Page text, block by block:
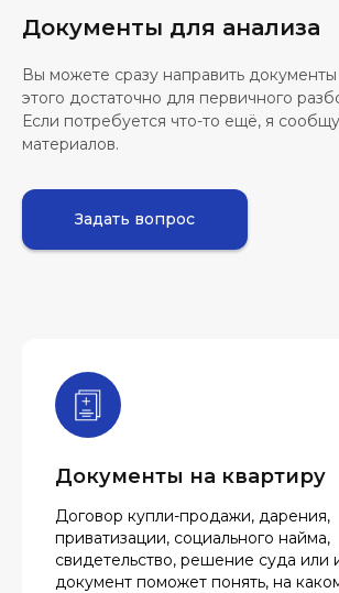
Документы для анализа
Вы можете сразу направить
этого достаточно для первичного
Если потребуется что-то ещё, я
материалов.
Задать вопрос
Документы на квартиру
Договор купли-продажи, дарения,
приватизации, социального найма,
свидетельство, решение суда или
документ поможет понять, на